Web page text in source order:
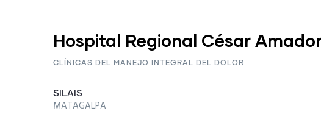
Hospital Regional César
CLÍNICAS DEL MANEJO INTEGRAL DEL DOLOR
SILAIS
MATAGALPA